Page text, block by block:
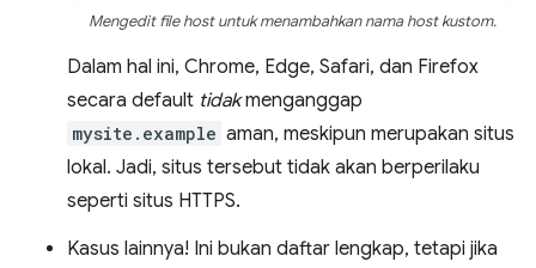
Mengedit file host untuk menambahkan nama host kustom.
Dalam hal ini, Chrome, Edge, Safari, dan Firefox
secara default tidakmenganggap
mysite.example aman, meskipun merupakan situs
lokal. Jadi, situs tersebut tidak akan berperilaku
seperti situs HTTPS.
Kasus lainnya! Ini bukan daftar lengkap, tetapi jika